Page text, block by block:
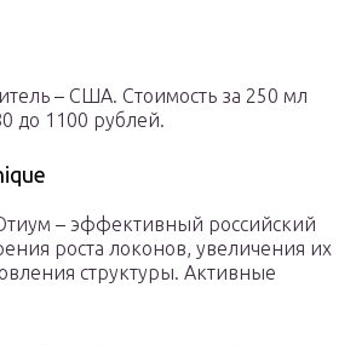
– США. Стоимость за 250 мл
до 1100 рублей.
– эффективный российский
роста локонов, увеличения их
структуры. Активные